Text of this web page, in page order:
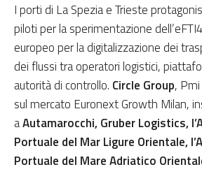
I porti di La Spezia e Trieste
piloti per la sperimentazione
europeo per la digitalizzazione dei
dei flussi tra operatori logistici,
autorità di controllo. Circle Group,
sul mercato Euronext Growth Milan,
aAutamarocchi, Gruber Logistics,
Portuale del Mar Ligure Orientale,
Portuale del Mare Adriatico